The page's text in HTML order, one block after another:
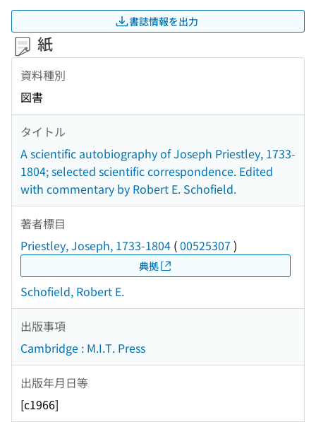
書誌情報を出力
紙
資料種別
図書
タイトル
A scientific autobiography of Joseph Priestley, 1733-
1804; selected scientific correspondence. Edited
with commentary by Robert E. Schofield.
著者標目
Priestley, Joseph, 1733-1804 (00525307 )
典拠
Schofield, Robert E.
出版事項
Cambridge : M.I.T. Press
出版年月日等
[c1966]